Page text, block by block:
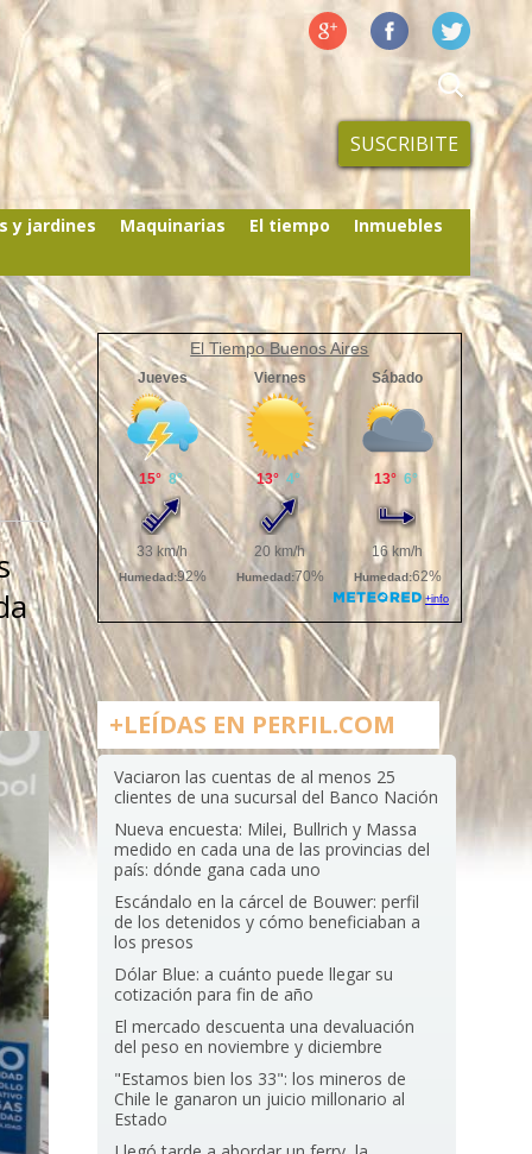
SUSCRIBITE
y jardines Maquinarias El tiempo
Inmuebles
El Tiempo Buenos Aires
+LEÍDAS EN PERFIL.COM
Vaciaron las cuentas de al menos 25
clientes de una sucursal del Banco Nación
Nueva encuesta: Milei, Bullrich y Massa
medido en cada una de las provincias del
país: dónde gana cada uno
Escándalo en la cárcel de Bouwer: perfil
de los detenidos y cómo beneficiaban a
los presos
Dólar Blue: a cuánto puede llegar su
cotización para fin de año
El mercado descuenta una devaluación
del peso en noviembre y diciembre
"Estamos bien los 33": los mineros de
Chile le ganaron un juicio millonario al
Estado